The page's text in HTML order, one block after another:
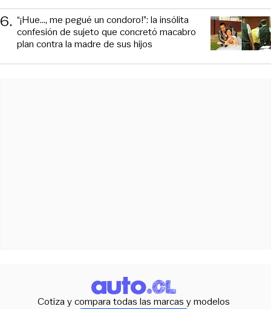
6. “¡Hue..., me pegué un condoro!”: la insólita
confesión de sujeto que concretó macabro
plan contra la madre de sus hijos
Cotiza y compara todas las marcas y modelos